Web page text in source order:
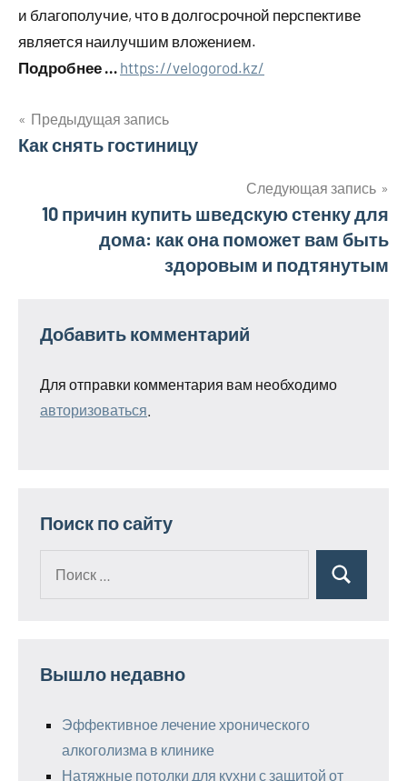
и благополучие, что в долгосрочной перспективе
является наилучшим вложением.
Подробнее … https://velogorod.kz/
Навигация
записям
Предыдущая запись
Как снять гостиницу
Следующая запись
10 причин купить шведскую стенку для
дома: как она поможет вам быть
здоровым и подтянутым
Добавить комментарий
Для отправки комментария вам необходимо
авторизоваться
Поиск по сайту
Поиск
Вышло недавно
Эффективное лечение хронического
алкоголизма в клинике
Натяжные потолки для кухни с защитой от